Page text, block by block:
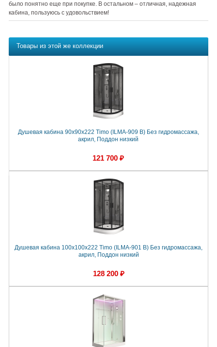
было понятно еще при покупке. В остальном – отличная, надежная
кабина, пользуюсь с удовольствием!
Товары из этой же коллекции
Душевая кабина 90x90x222 Timo (ILMA-909 B) Без гидромассажа,
акрил, Поддон низкий
121 700 ₽
Душевая кабина 100x100x222 Timo (ILMA-901 B) Без гидромассажа,
акрил, Поддон низкий
128 200 ₽